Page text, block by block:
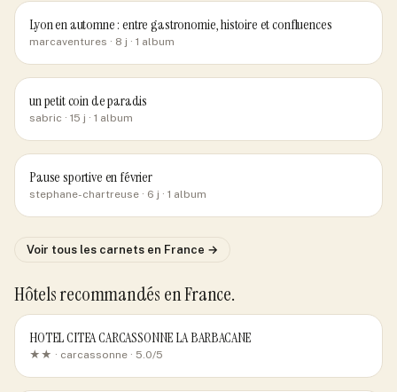
Lyon en automne : entre gastronomie, histoire et confluences
marcaventures · 8 j · 1 album
un petit coin de paradis
sabric · 15 j · 1 album
Pause sportive en février
stephane-chartreuse · 6 j · 1 album
Voir tous les carnets en France →
Hôtels recommandés en France.
HOTEL CITEA CARCASSONNE LA BARBACANE
★★ · carcassonne · 5.0/5